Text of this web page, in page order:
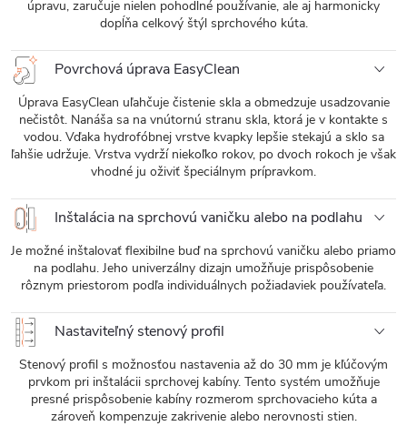
úpravu, zaručuje nielen pohodlné používanie, ale aj harmonicky
dopĺňa celkový štýl sprchového kúta.
Povrchová úprava EasyClean
Úprava EasyClean uľahčuje čistenie skla a obmedzuje usadzovanie
nečistôt. Nanáša sa na vnútornú stranu skla, ktorá je v kontakte s
vodou. Vďaka hydrofóbnej vrstve kvapky lepšie stekajú a sklo sa
ľahšie udržuje. Vrstva vydrží niekoľko rokov, po dvoch rokoch je však
vhodné ju oživiť špeciálnym prípravkom.
Inštalácia na sprchovú vaničku alebo na podlahu
Je možné inštalovať flexibilne buď na sprchovú vaničku alebo priamo
na podlahu. Jeho univerzálny dizajn umožňuje prispôsobenie
rôznym priestorom podľa individuálnych požiadaviek používateľa.
Nastaviteľný stenový profil
Stenový profil s možnosťou nastavenia až do 30 mm je kľúčovým
prvkom pri inštalácii sprchovej kabíny. Tento systém umožňuje
presné prispôsobenie kabíny rozmerom sprchovacieho kúta a
zároveň kompenzuje zakrivenie alebo nerovnosti stien.